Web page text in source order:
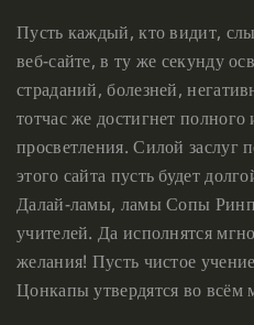
Пусть каждый, кто видит,
веб-сайте, в ту же секунду
страданий, болезней,
тотчас же достигнет полного
просветления. Силой
этого сайта пусть будет
Далай-ламы, ламы Сопы
учителей. Да исполнятся
желания! Пусть чистое
Цонкапы утвердятся во всём